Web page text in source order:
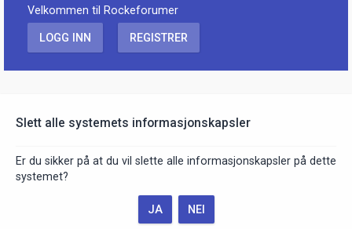
Velkommen til Rockeforumer
LOGG INN REGISTRER
Slett alle systemets informasjonskapsler
Er du sikker på at du vil slette alle informasjonskapsler på dette
systemet?